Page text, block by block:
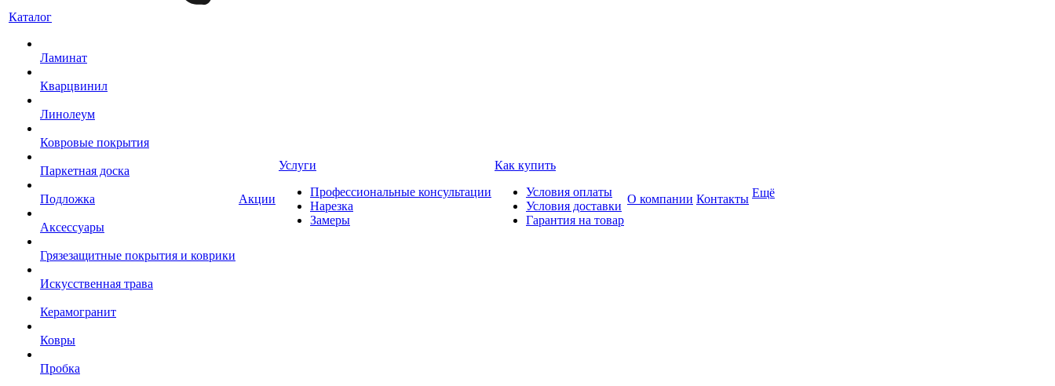
Каталог
Ламинат
Кварцвинил
Линолеум
Ковровые покрытия
Паркетная доска
Подложка
Аксессуары
Грязезащитные покрытия и коврики
Искусственная трава
Керамогранит
Ковры
Пробка
Акции
Услуги
Профессиональные консультации
Нарезка
Замеры
Как купить
Условия оплаты
Условия доставки
Гарантия на товар
О компании Контакты Ещё